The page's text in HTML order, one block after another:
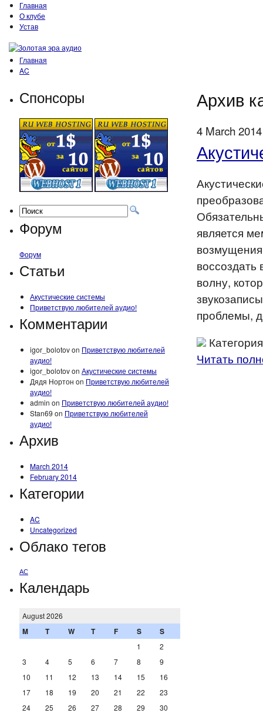
Главная
О клубе
Устав
Главная
AC
Спонсоры
Форум
Форум
Статьи
Акустические системы
Приветствую любителей аудио!
Комментарии
igor_bolotov on Приветствую любителей
аудио!
igor_bolotov on Акустические системы
Дядя Нортон on Приветствую любителей
аудио!
admin on Приветствую любителей аудио!
Stan69 on Приветствую любителей
аудио!
Архив
March 2014
February 2014
Категории
AC
Uncategorized
Облако тегов
АС
Календарь
August 2026
M T W T F S S
1
2
3
4 5 6 7 8
9
10
11 12 13 14 15
16
17
18 19 20 21 22
23
24
25 26 27 28 29
30
Архив
4 March 2014
является
волну,
проблемы,
Читать